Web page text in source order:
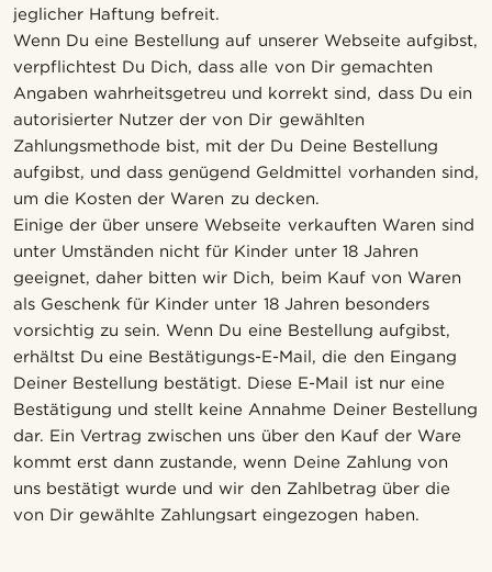
jeglicher Haftung befreit.
Wenn Du eine Bestellung auf unserer Webseite aufgibst,
verpflichtest Du Dich, dass alle von Dir gemachten
Angaben wahrheitsgetreu und korrekt sind, dass Du ein
autorisierter Nutzer der von Dir gewählten
Zahlungsmethode bist, mit der Du Deine Bestellung
aufgibst, und dass genügend Geldmittel vorhanden sind,
um die Kosten der Waren zu decken.
Einige der über unsere Webseite verkauften Waren sind
unter Umständen nicht für Kinder unter 18 Jahren
geeignet, daher bitten wir Dich, beim Kauf von Waren
als Geschenk für Kinder unter 18 Jahren besonders
vorsichtig zu sein. Wenn Du eine Bestellung aufgibst,
erhältst Du eine Bestätigungs-E-Mail, die den Eingang
Deiner Bestellung bestätigt. Diese E-Mail ist nur eine
Bestätigung und stellt keine Annahme Deiner Bestellung
dar. Ein Vertrag zwischen uns über den Kauf der Ware
kommt erst dann zustande, wenn Deine Zahlung von
uns bestätigt wurde und wir den Zahlbetrag über die
von Dir gewählte Zahlungsart eingezogen haben.